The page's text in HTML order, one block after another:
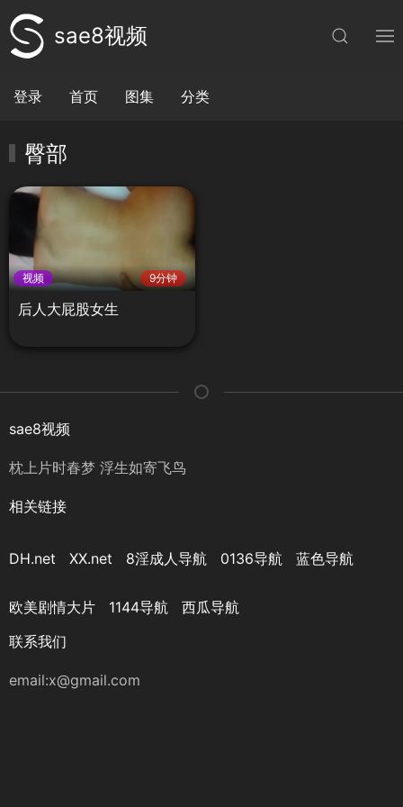
sae8视频
登录 首页 图集 分类
臀部
视频 9分钟
后人大屁股女生
sae8视频
枕上片时春梦 浮生如寄飞鸟
相关链接
DH.net XX.net 8淫成人导航 0136导航 蓝色导航
欧美剧情大片 1144导航
西瓜导航
联系我们
email:x@gmail.com